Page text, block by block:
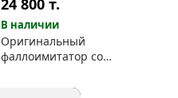
24 800т.
В наличии
Оригинальный
фаллоимитатор со